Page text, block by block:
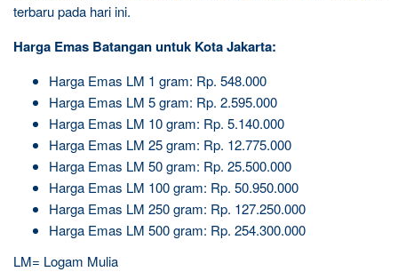
terbaru pada hari ini.
Harga Emas Batangan untuk Kota Jakarta:
Harga Emas LM 1 gram: Rp. 548.000
Harga Emas LM 5 gram: Rp. 2.595.000
Harga Emas LM 10 gram: Rp. 5.140.000
Harga Emas LM 25 gram: Rp. 12.775.000
Harga Emas LM 50 gram: Rp. 25.500.000
Harga Emas LM 100 gram: Rp. 50.950.000
Harga Emas LM 250 gram: Rp. 127.250.000
Harga Emas LM 500 gram: Rp. 254.300.000
LM= Logam Mulia